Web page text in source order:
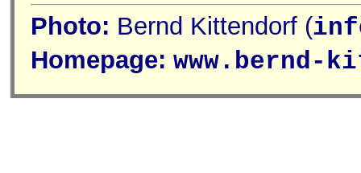
Photo: Bernd Kittendorf (
Homepage: www.bernd-